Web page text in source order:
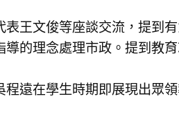
王文俊等座談交流，提到
的理念處理市政。提到教
遠在學生時期即展現出眾